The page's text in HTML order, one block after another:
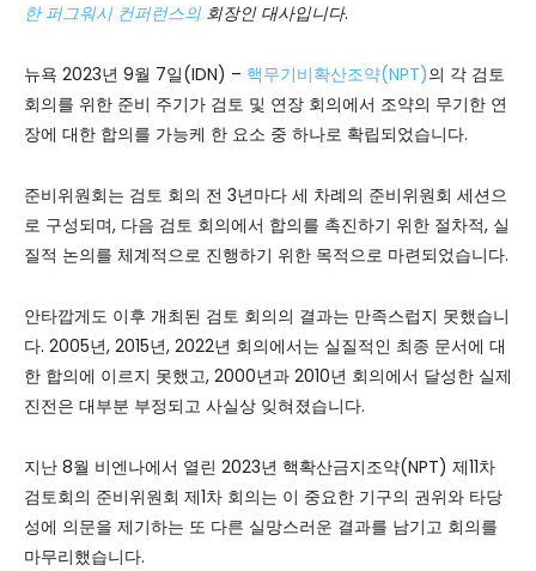
한 퍼그워시 컨퍼런스의회장인 대사입니다.
뉴욕 2023년 9월 7일(IDN) – 핵무기비확산조약(NPT)의 각 검토
회의를 위한 준비 주기가 검토 및 연장 회의에서 조약의 무기한 연
장에 대한 합의를 가능케 한 요소 중 하나로 확립되었습니다.
준비위원회는 검토 회의 전 3년마다 세 차례의 준비위원회 세션으
로 구성되며, 다음 검토 회의에서 합의를 촉진하기 위한 절차적, 실
질적 논의를 체계적으로 진행하기 위한 목적으로 마련되었습니다.
안타깝게도 이후 개최된 검토 회의의 결과는 만족스럽지 못했습니
다. 2005년, 2015년, 2022년 회의에서는 실질적인 최종 문서에 대
한 합의에 이르지 못했고, 2000년과 2010년 회의에서 달성한 실제
진전은 대부분 부정되고 사실상 잊혀졌습니다.
지난 8월 비엔나에서 열린 2023년 핵확산금지조약(NPT) 제11차
검토회의 준비위원회 제1차 회의는 이 중요한 기구의 권위와 타당
성에 의문을 제기하는 또 다른 실망스러운 결과를 남기고 회의를
마무리했습니다.